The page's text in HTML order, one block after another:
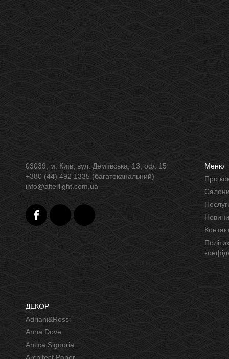
03039, м. Київ, вул. Деміївська, 13, оф. 15
+380 (44) 492 1335 (багатоканальний)
info@alterlight.com.ua
Меню
Про
Новини
Політика
ДЕКОР
Adriani&Rossi
Anna Dove
Antica Signoria